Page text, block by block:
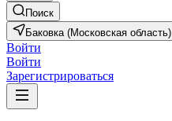
Поиск
Баковка (Московская область)
Войти
Войти
Зарегистрироваться